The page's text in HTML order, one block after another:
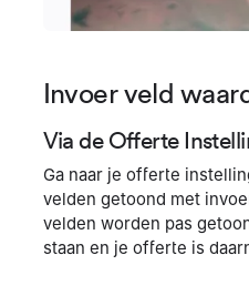
Invoer veld
Via de Offerte
Ga naar je offerte
velden getoond met
velden worden pas
staan en je offerte is